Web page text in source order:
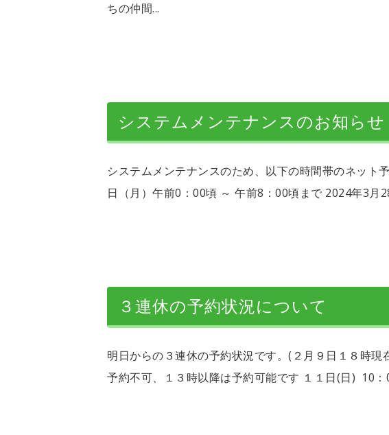
ちの仲間...
システムメンテナンスのお知らせ
システムメンテナンスのため、以下の時間帯のネット
日（月）午前0：00頃 ～ 午前8：00頃まで 2024年3月
３連休の予約状況について
明日からの３連休の予約状況です。(２月９日１８時
予約不可、１３時以降は予約可能です １１日(日) 10